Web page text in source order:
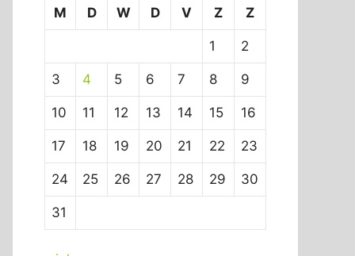
M
D W D V Z Z
1 2
3 4 5 6 7 8 9
10 11 12 13 14 15 16
17 18 19 20 21 22 23
24 25 26 27 28 29 30
31